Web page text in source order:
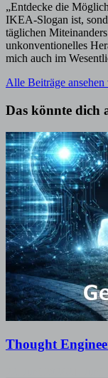
„Entdecke die
IKEA-Slogan ist,
täglichen
unkonventionelles
mich auch im
Alle Beiträge
Das könnte dich
Thought